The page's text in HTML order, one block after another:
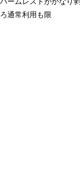
通常利用も限